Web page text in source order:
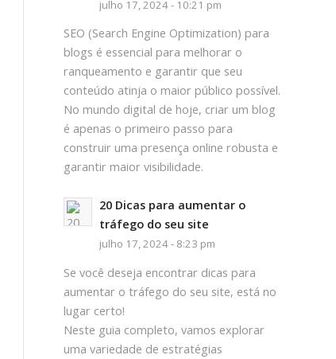
julho 17, 2024 - 10:21 pm
SEO (Search Engine Optimization) para
blogs é essencial para melhorar o
ranqueamento e garantir que seu
conteúdo atinja o maior público possível.
No mundo digital de hoje, criar um blog
é apenas o primeiro passo para
construir uma presença online robusta e
garantir maior visibilidade.
20 Dicas para aumentar o
tráfego do seu site
julho 17, 2024 - 8:23 pm
Se você deseja encontrar dicas para
aumentar o tráfego do seu site, está no
lugar certo!
Neste guia completo, vamos explorar
uma variedade de estratégias